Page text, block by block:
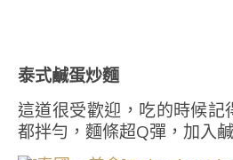
泰式鹹蛋炒麵
這道很受歡迎，吃的時候記
都拌勻，麵條超Q彈，加入